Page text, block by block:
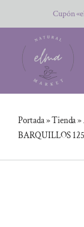
al
contenido
Cupón
Portada»Tienda»
BARQUILLOS